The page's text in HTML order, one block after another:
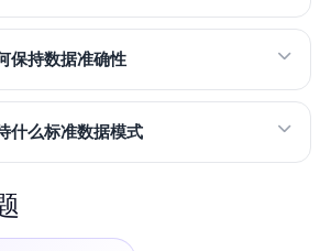
保持数据准确性
什么标准数据模式